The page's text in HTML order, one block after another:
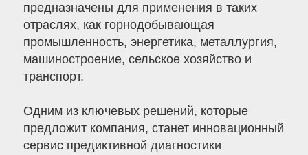
предназначены для применения в таких
отраслях, как горнодобывающая
промышленность, энергетика, металлургия,
машиностроение, сельское хозяйство и
транспорт.
Одним из ключевых решений, которые
предложит компания, станет инновационный
сервис предиктивной диагностики